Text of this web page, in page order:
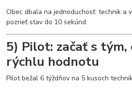
Obec dbala na jednoduchosť: technik a
pozrieť stav do 10 sekúnd.
5) Pilot: začať s tým,
rýchlu hodnotu
Pilot bežal 6 týždňov na 5 kusoch